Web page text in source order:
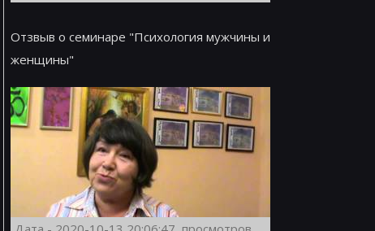
Отзвыв о семинаре "Психология мужчины и
женщины"